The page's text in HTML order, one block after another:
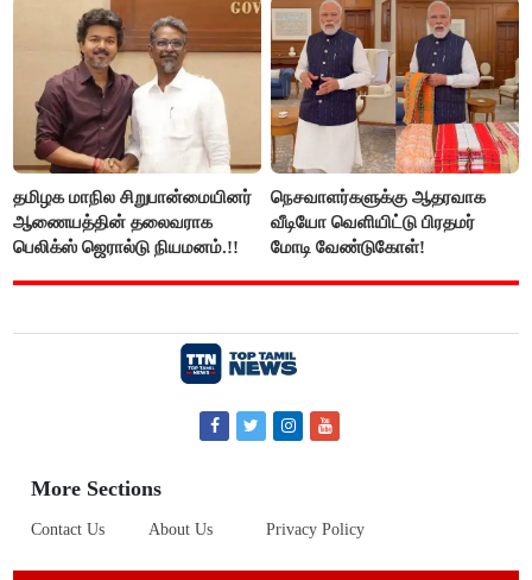
விஜய் பதில்!
தமிழக மாநில சிறுபான்மையினர்
ஆணையத்தின் தலைவராக
பெலிக்ஸ் ஜெரால்டு நியமனம்.!!
நெசவாளர்களுக்கு ஆதரவாக
வீடியோ வெளியிட்டு பிரதமர்
மோடி வேண்டுகோள்!
More Sections
Contact Us About Us Privacy Policy